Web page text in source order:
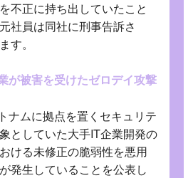
不正に持ち出していたこと
社員は同社に刑事告訴さ
す。
が被害を受けたゼロデイ攻撃
ナムに拠点を置くセキュリテ
としていた大手IT企業開発の
ける未修正の脆弱性を悪用
発生していることを公表し